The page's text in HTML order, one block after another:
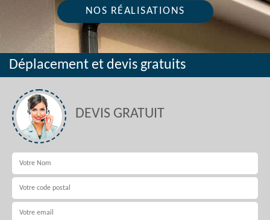
NOS RÉALISATIONS
Déplacement et devis gratuits
DEVIS GRATUIT